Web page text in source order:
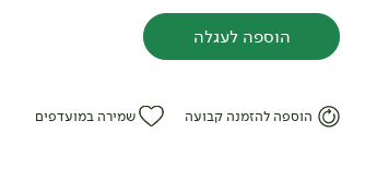
הוספה לעגלה
הוספה להזמנה קבועה שמירה במועדפים